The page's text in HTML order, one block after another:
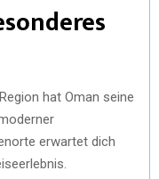
hat Oman seine
erwartet dich